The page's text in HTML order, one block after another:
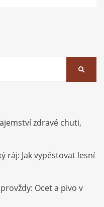
zdravé chuti,
ráj: Jak vypěstovat lesní
Ocet a pivo v